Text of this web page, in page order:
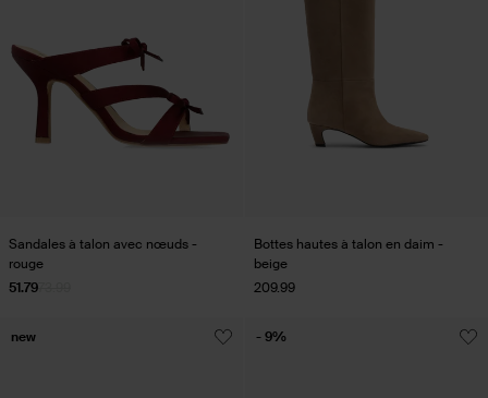
Sandales à talon avec nœuds -
rouge
51.79
Bottes hautes à talon en daim -
beige
209.99
new - 9%